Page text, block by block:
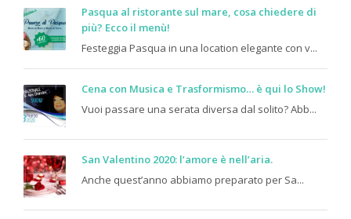
Pasqua al ristorante sul mare, cosa chiedere di
più? Ecco il menù!
Festeggia Pasqua in una location elegante con v...
Cena con Musica e Trasformismo… è qui lo Show!
Vuoi passare una serata diversa dal solito? Abb...
San Valentino 2020: l’amore è nell’aria.
Anche quest’anno abbiamo preparato per Sa...